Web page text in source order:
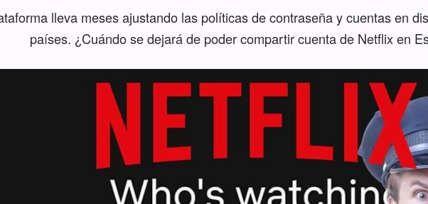
lleva meses ajustando las políticas de contraseña y cuentas en
países. ¿Cuándo se dejará de poder compartir cuenta de Netflix en